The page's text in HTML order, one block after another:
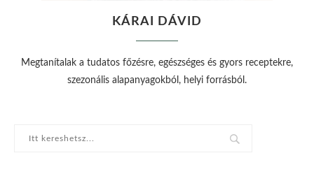
KÁRAI DÁVID
Megtanítalak a tudatos főzésre, egészséges és gyors receptekre,
szezonális alapanyagokból, helyi forrásból.